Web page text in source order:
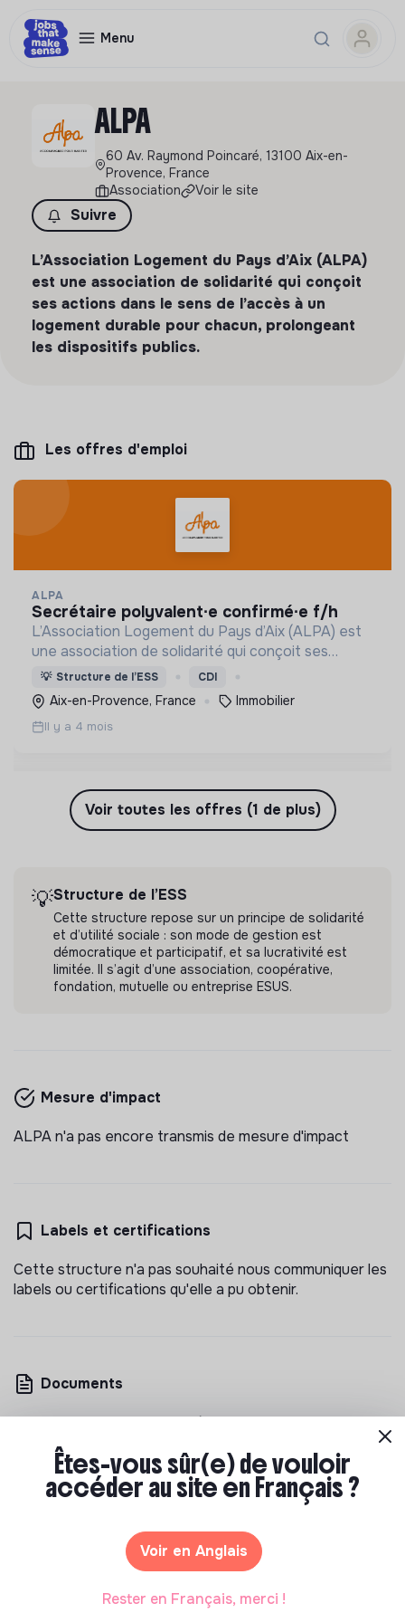
Menu
ALPA
60 Av. Raymond Poincaré, 13100 Aix-en-
Provence, France
Association
Voir le site
Suivre
L’Association Logement du Pays d’Aix (ALPA)
est une association de solidarité qui conçoit
ses actions dans le sens de l’accès à un
logement durable pour chacun, prolongeant
les dispositifs publics.
Les offres d'emploi
ALPA
secrétaire polyvalent∙e confirmé∙e f/h
L’Association Logement du Pays d’Aix (ALPA) est
une association de solidarité qui conçoit ses
actions dans le sens de l’accès à un logement
durable pour chacun, prolongeant les dispositifs
publics.
💡 Structure de l’ESS CDI
Aix-en-Provence, France Immobilier
Il y a 4 mois
Voir toutes les offres (1 de plus)
💡Structure de l’ESS
Cette structure repose sur un principe de solidarité
et d’utilité sociale : son mode de gestion est
démocratique et participatif, et sa lucrativité est
limitée. Il s’agit d’une association, coopérative,
fondation, mutuelle ou entreprise ESUS.
Mesure d'impact
ALPA n'a pas encore transmis de mesure d'impact
Labels et certifications
Cette structure n'a pas souhaité nous communiquer les
labels ou certifications qu'elle a pu obtenir.
Documents
N'a pas encore communiqué de documents de
transparence
Les entreprises à impact positif et associations qui
Êtes-vous sûr(e) de vouloir
accéder au site en Français ?
Voir en Anglais
Rester en Français, merci !